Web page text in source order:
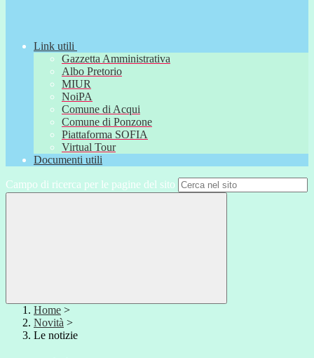
Link utili
Gazzetta Amministrativa
Albo Pretorio
MIUR
NoiPA
Comune di Acqui
Comune di Ponzone
Piattaforma SOFIA
Virtual Tour
Documenti utili
Campo di ricerca per le pagine del sito
Home >
Novità >
Le notizie